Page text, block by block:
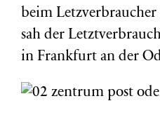
beim Letzverbraucher
sah der
in Frankfurt an der